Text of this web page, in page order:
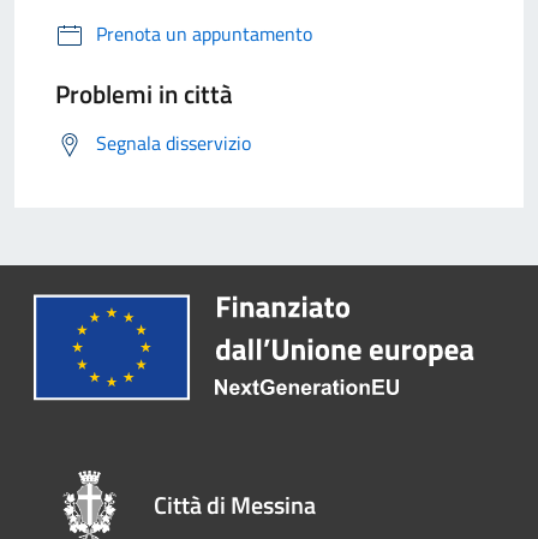
Prenota un appuntamento
Problemi in città
Segnala disservizio
Città di Messina